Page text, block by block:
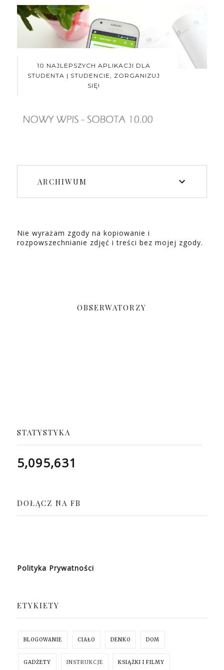
10 NAJLEPSZYCH APLIKACJI DLA
STUDENTA | STUDENCIE, ZORGANIZUJ
SIĘ!
ARCHIWUM
Nie wyrażam zgody na kopiowanie i
rozpowszechnianie zdjęć i treści bez mojej zgody.
OBSERWATORZY
STATYSTYKA
5,095,631
DOŁĄCZ NA FB
Polityka Prywatności
ETYKIETY
BLOGOWANIE CIAŁO DENKO DOM
GADŻETY INSTRUKCJE KSIĄŻKI I FILMY